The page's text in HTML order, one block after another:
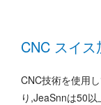
CNC スイ
CNC技術を使用
り,JeaSnnは50